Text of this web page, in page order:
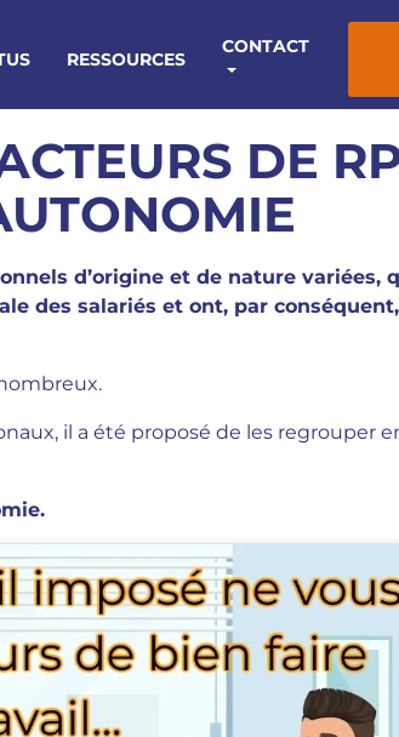
RESSOURCES
CONTACT
DE
d’origine et de nature variées,
des salariés et ont, par
il a été proposé de les regrouper